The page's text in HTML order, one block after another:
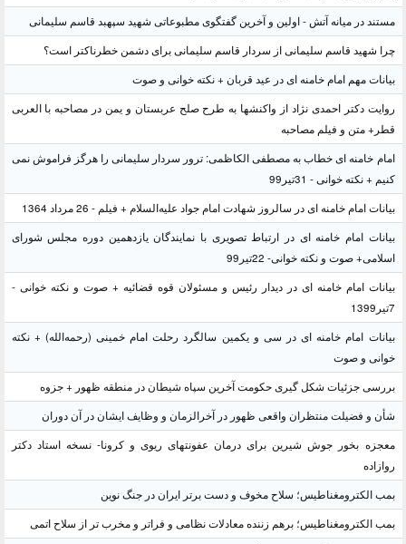
مستند در میانه آتش - اولین و آخرین گفتگوی مطبوعاتی شهید سپهبد قاسم سلیمانی
چرا شهید قاسم سلیمانی از سردار قاسم سلیمانی برای دشمن خطرناکتر است؟
بیانات مهم امام خامنه ای در عید قربان + نکته خوانی و صوت
روایت دکتر احمدی نژاد از واکنشها به طرح صلح عربستان و یمن در مصاحبه با العربی
قطر+ متن و فیلم مصاحبه
امام خامنه ای خطاب به مصطفی الکاظمی: ترور سردار سلیمانی را هرگز فراموش نمی
کنیم + نکته خوانی - 31تیر99
بیانات امام خامنه ای در سالروز شهادت امام جواد علیه‌السلام + فیلم - 26 مرداد 1364
بیانات امام خامنه ای در ارتباط تصویری با نمایندگان یازدهمین دوره مجلس شورای
اسلامی+ صوت و نکته خوانی- 22تیر99
بیانات امام خامنه ای در دیدار رئیس و مسئولان قوه قضائیه + صوت و نکته خوانی -
7تیر1399
بیانات امام خامنه ای در سی و یکمین سالگرد رحلت امام خمینی (رحمه‌الله) + نکته
خوانی و صوت
بررسی جزئیات شکل گیری حکومت آخرین سپاه شیطان در منطقه ظهور + جزوه
شأن و فضیلت منتظران واقعی ظهور در آخرالزمان و وظایف ایشان در آن دوران
معجزه بخور جوش شیرین برای درمان عفونتهای ریوی و کرونا- نسخه استاد دکتر
روازاده
بمب الکترومغناطیس؛ سلاح مخوف و دست برتر ایران در جنگ نوین
بمب الکترومغناطیس؛ برهم زننده معادلات نظامی و فراتر و مخرب تر از سلاح اتمی